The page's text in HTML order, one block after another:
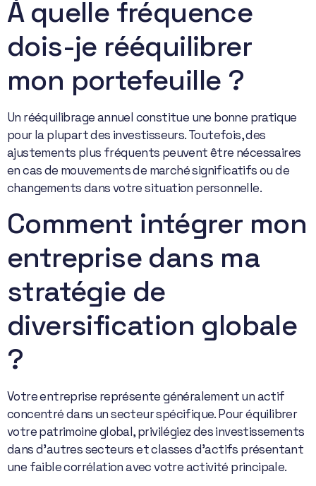
À quelle fréquence
dois-je rééquilibrer
mon portefeuille ?
Un rééquilibrage annuel constitue une bonne pratique
pour la plupart des investisseurs. Toutefois, des
ajustements plus fréquents peuvent être nécessaires
en cas de mouvements de marché significatifs ou de
changements dans votre situation personnelle.
Comment intégrer mon
entreprise dans ma
stratégie de
diversification globale
?
Votre entreprise représente généralement un actif
concentré dans un secteur spécifique. Pour équilibrer
votre patrimoine global, privilégiez des investissements
dans d’autres secteurs et classes d’actifs présentant
une faible corrélation avec votre activité principale.